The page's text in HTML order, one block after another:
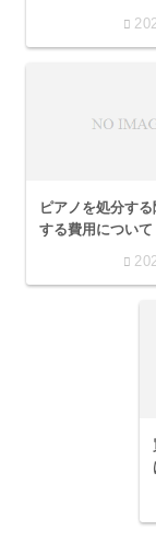
ピアノを処分す
する費用について